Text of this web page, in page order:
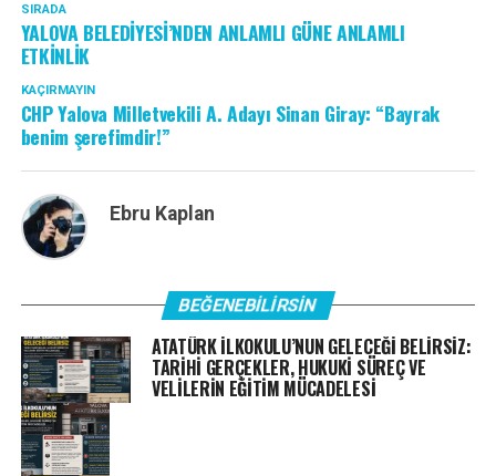
SIRADA
YALOVA BELEDİYESİ’NDEN ANLAMLI GÜNE ANLAMLI
ETKİNLİK
KAÇIRMAYIN
CHP Yalova Milletvekili A. Adayı Sinan Giray: “Bayrak
benim şerefimdir!”
Ebru Kaplan
BEĞENEBILIRSIN
ATATÜRK İLKOKULU’NUN GELECEĞİ BELİRSİZ:
TARİHİ GERÇEKLER, HUKUKİ SÜREÇ VE
VELİLERİN EĞİTİM MÜCADELESİ